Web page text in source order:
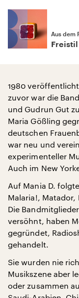
Aus dem
Freistil
1980
zuvor war die
und Gudrun Gut
Maria Gößling
deutschen
war neu und
experimenteller
Auch im New
Auf Mania D.
Malaria!, Matador,
Die
versöhnt, haben
gegründet,
gehandelt.
Sie wurden nie
Musikszene aber
oder zusammen